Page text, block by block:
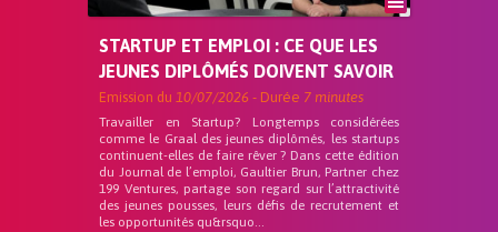
STARTUP ET EMPLOI : CE QUE LES
JEUNES DIPLÔMÉS DOIVENT SAVOIR
Emission du 10/07/2026 - Durée 7 minutes
Travailler en Startup? Longtemps considérées
comme le Graal des jeunes diplômés, les startups
continuent-elles de faire rêver ? Dans cette édition
du Journal de l’emploi, Gaultier Brun, Partner chez
199 Ventures, partage son regard sur l’attractivité
des jeunes pousses, leurs défis de recrutement et
les opportunités qu&rsquo...